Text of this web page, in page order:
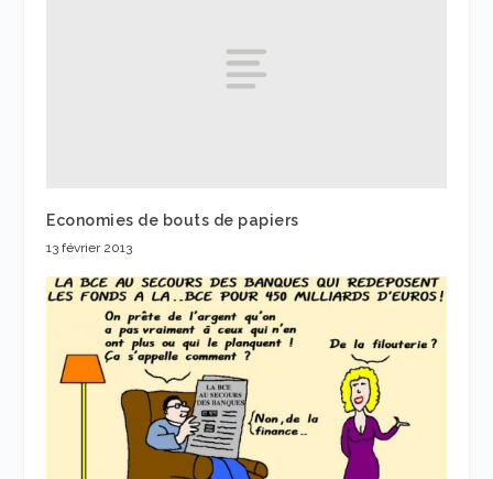
Economies de bouts de papiers
13 février 2013